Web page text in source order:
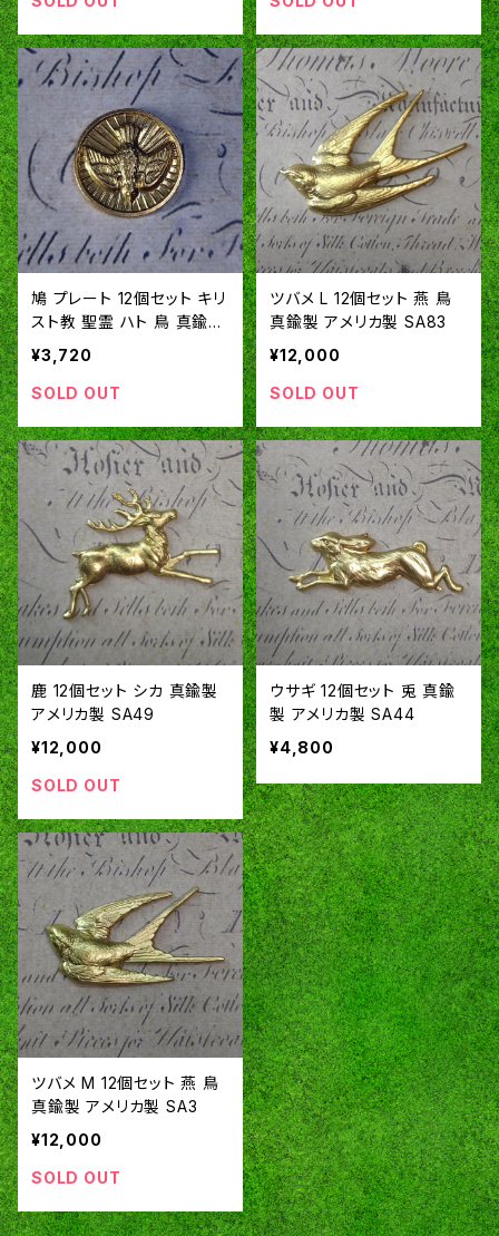
鳩 プレート 12個セット キリ
スト教 聖霊 ハト 鳥 真鍮製
¥3,720
SOLD OUT
ツバメ L 12個セット 燕 鳥
真鍮製 アメリカ製 SA83
¥12,000
SOLD OUT
鹿 12個セット シカ 真鍮製
アメリカ製 SA49
¥12,000
SOLD OUT
ウサギ 12個セット 兎 真鍮
製 アメリカ製 SA44
¥4,800
ツバメ M 12個セット 燕 鳥
真鍮製 アメリカ製 SA3
¥12,000
SOLD OUT